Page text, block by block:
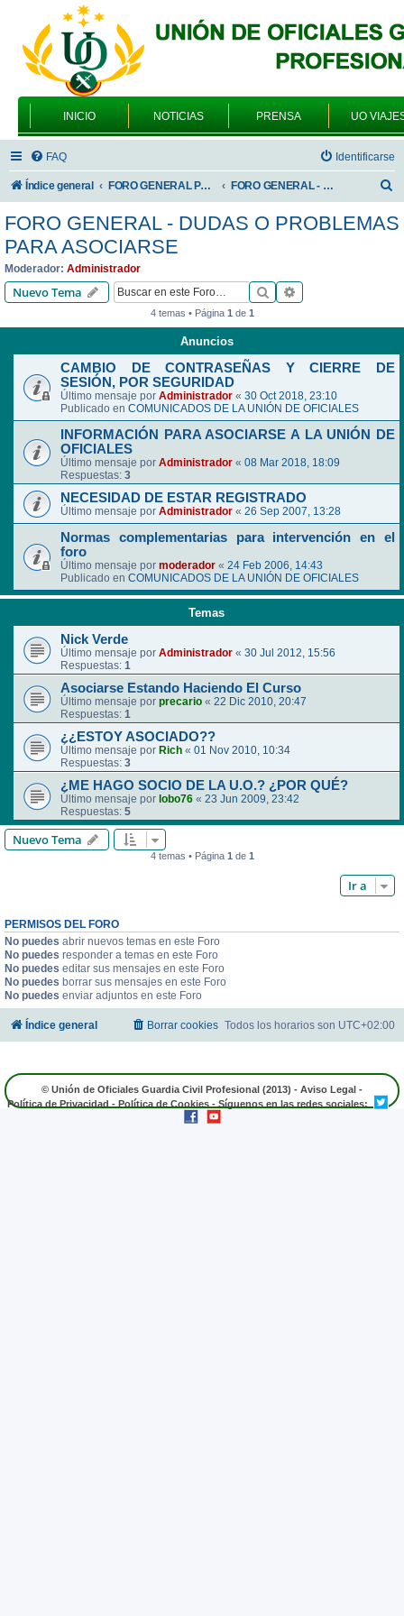
INICIO NOTICIAS PRENSA UO
FAQ Identificarse
Índice general FORO GENERAL PARA TODOS LOS USUARIOS FORO GENERAL - DUDAS O PROBLEMAS PARA ASOCIARSE
s
FORO GENERAL - DUDAS O PROBLEMAS
PARA ASOCIARSE
Moderador: Administrador
Nuevo Tema Buscar
4 temas • Página 1de 1
Anuncios
CAMBIO DE CONTRASEÑAS Y CIERRE DE
SESIÓN, POR SEGURIDAD
Último mensaje por Administrador « 30 Oct 2018, 23:10
Publicado en COMUNICADOS DE LA UNIÓN DE OFICIALES
INFORMACIÓN PARA ASOCIARSE A LA UNIÓN DE
OFICIALES
Último mensaje por Administrador « 08 Mar 2018, 18:09
Respuestas: 3
NECESIDAD DE ESTAR REGISTRADO
Último mensaje por Administrador « 26 Sep 2007, 13:28
Normas complementarias para intervención en el
foro
Último mensaje por moderador « 24 Feb 2006, 14:43
Publicado en COMUNICADOS DE LA UNIÓN DE OFICIALES
Temas
Nick Verde
Último mensaje por Administrador « 30 Jul 2012, 15:56
Respuestas: 1
Asociarse Estando Haciendo El Curso
Último mensaje por precario « 22 Dic 2010, 20:47
Respuestas: 1
¿¿ESTOY ASOCIADO??
Último mensaje por Rich « 01 Nov 2010, 10:34
Respuestas: 3
¿ME HAGO SOCIO DE LA U.O.? ¿POR QUÉ?
Último mensaje por lobo76 « 23 Jun 2009, 23:42
Respuestas: 5
Nuevo Tema
4 temas • Página 1de 1
Ir a
PERMISOS DEL FORO
No puedes abrir nuevos temas en este Foro
No puedes responder a temas en este Foro
No puedes editar sus mensajes en este Foro
No puedes borrar sus mensajes en este Foro
No puedes enviar adjuntos en este Foro
Índice general Todos los horarios son UTC+02:00
Borrar cookies
© Unión de Oficiales Guardia Civil Profesional (2013) - Aviso Legal -
Política de Privacidad-Política de Cookies- Síguenos en las redes sociales: